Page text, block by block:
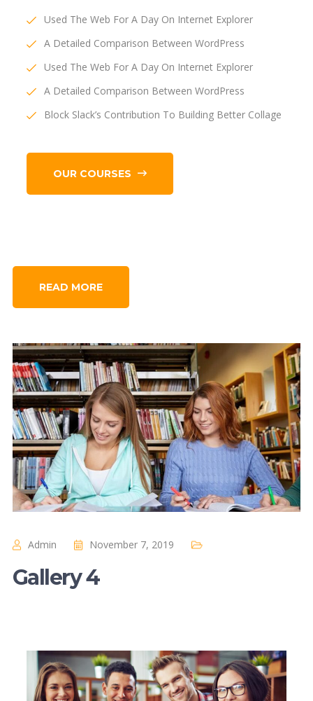
Used The Web For A Day On Internet Explorer
A Detailed Comparison Between WordPress
Used The Web For A Day On Internet Explorer
A Detailed Comparison Between WordPress
Block Slack’s Contribution To Building Better Collage
OUR COURSES
READ MORE
Admin November 7, 2019
Gallery 4